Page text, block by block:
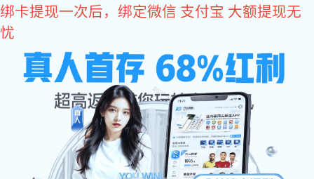
焦点娱乐
焦点娱乐 走进新永旭